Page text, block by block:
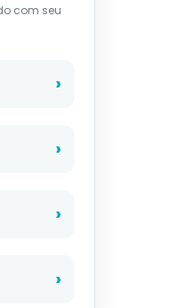
com seu